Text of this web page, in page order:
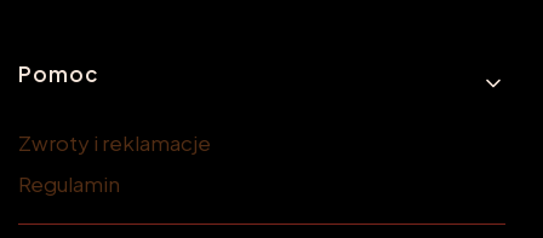
Linki w stopce
Pomoc
Zwroty i reklamacje
Regulamin